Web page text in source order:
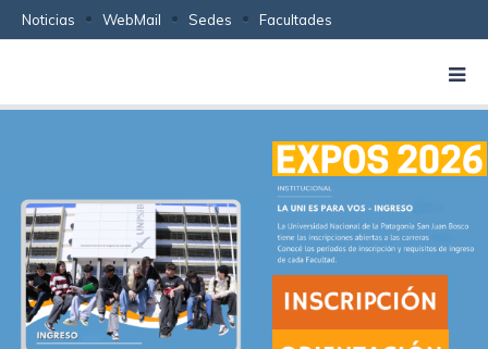
Noticias WebMail Sedes Facultades